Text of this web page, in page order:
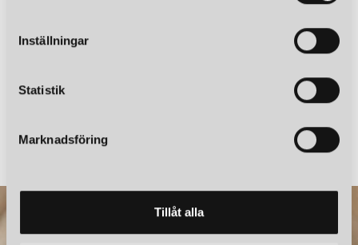
l
Inställningar
Statistik
Marknadsföring
Tillåt alla